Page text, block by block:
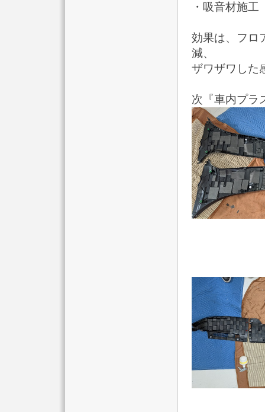
・吸音材施
効果は、フロ
減、
ザワザワした
次『車内プラ